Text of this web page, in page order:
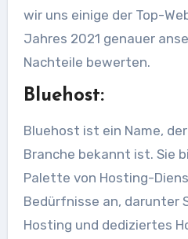
wir uns einige der Top-
Jahres 2021 genauer
Nachteile bewerten.
Bluehost:
Bluehost ist ein Name,
Branche bekannt ist. Sie
Palette von Hosting-
Bedürfnisse an, darunter
Hosting und dediziertes